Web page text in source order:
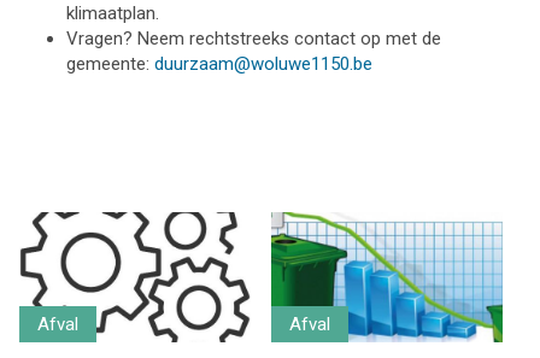
klimaatplan.
Vragen? Neem rechtstreeks contact op met de
gemeente: duurzaam@woluwe1150.be
Afval Afval